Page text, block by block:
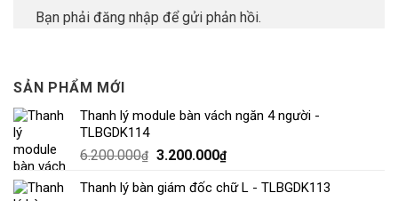
SẢN PHẨM MỚI
Thanh lý module bàn vách ngăn 4 người -
TLBGDK114
6.200.000₫ 3.200.000₫
Thanh lý bàn giám đốc chữ L - TLBGDK113
Bạn phải đăng nhập để gửi phản hồi.